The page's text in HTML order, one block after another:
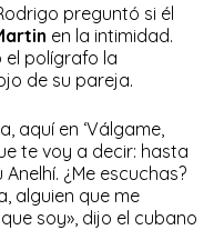
preguntó si él
en la intimidad.
el polígrafo la
de su pareja.
aquí en ‘Válgame,
te voy a decir: hasta
¿Me escuchas?
alguien que me
soy», dijo el cubano